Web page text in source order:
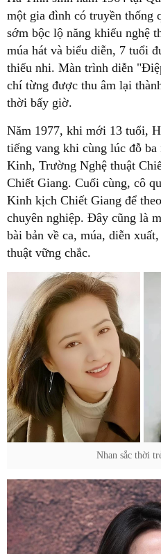
một gia đình có truyền thống
sớm bộc lộ năng khiếu nghệ
múa hát và biểu diễn, 7 tuổi
thiếu nhi. Màn trình diễn
chí từng được thu âm lại
thời bấy giờ.
Năm 1977, khi mới 13 tuổi,
tiếng vang khi cùng lúc đỗ
Kinh, Trường Nghệ thuật
Chiết Giang. Cuối cùng, cô
Kinh kịch Chiết Giang để
chuyên nghiệp. Đây cũng là
bài bản về ca, múa, diễn
thuật vững chắc.
Nhan sắc thời